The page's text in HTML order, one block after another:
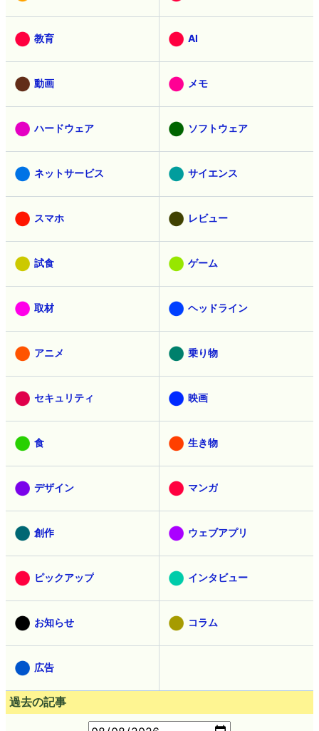
教育 AI
動画 メモ
ハードウェア ソフトウェア
ネットサービス サイエンス
スマホ レビュー
試食 ゲーム
取材 ヘッドライン
アニメ 乗り物
セキュリティ 映画
食 生き物
デザイン マンガ
創作 ウェブアプリ
ピックアップ インタビュー
お知らせ コラム
広告
過去の記事